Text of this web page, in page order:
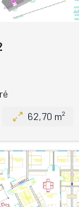
62,70 m²